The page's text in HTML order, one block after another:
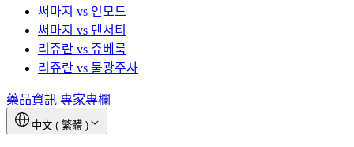
써마지 vs 인모드
써마지 vs 덴서티
리쥬란 vs 쥬베룩
리쥬란 vs 물광주사
藥品資訊 專家專欄
中文 ( 繁體 )